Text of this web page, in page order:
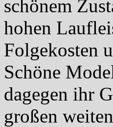
schönem
hohen
Folgekosten
Schöne
dagegen ihr
großen